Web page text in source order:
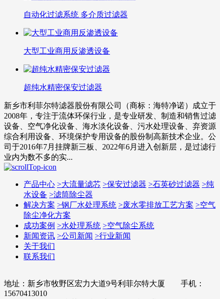
自动化过滤系统 多介质过滤器
大型工业商用反渗透设备
超纯水精密保安过滤器
新乡市利菲尔特滤器股份有限公司（商标：海特净诺）成立于
2008年，专注于流体环保行业，是专业研发、制造和销售过滤
设备、空气净化设备、海水淡化设备、污水处理设备、弃资源
综合利用设备、环境保护专用设备的股份制高新技术企业。公
司于2016年7月挂牌新三板、2022年6月进入创新层，是过滤行
业内为数不多的实...
产品中心 >大流量滤芯 >保安过滤器 >石英砂过滤器 >纯
水设备 >滤筒除尘器
解决方案 >钢厂水处理系统 >废水零排放工艺方案 >空气
除尘净化方案
成功案例 >水处理系统 >空气除尘系统
新闻资讯 >公司新闻 >行业新闻
关于我们
联系我们
地址：新乡市牧野区宏力大道9号利菲尔特大厦 手机：
15670413010